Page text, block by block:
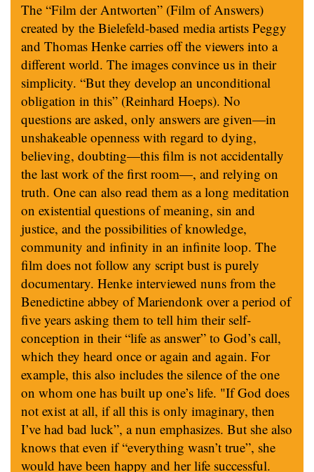
The “Film der Antworten” (Film of Answers)
created by the Bielefeld-based media artists Peggy
and Thomas Henke carries off the viewers into a
different world. The images convince us in their
simplicity. “But they develop an unconditional
obligation in this” (Reinhard Hoeps). No
questions are asked, only answers are given—in
unshakeable openness with regard to dying,
believing, doubting—this film is not accidentally
the last work of the first room—, and relying on
truth. One can also read them as a long meditation
on existential questions of meaning, sin and
justice, and the possibilities of knowledge,
community and infinity in an infinite loop. The
film does not follow any script bust is purely
documentary. Henke interviewed nuns from the
Benedictine abbey of Mariendonk over a period of
five years asking them to tell him their self-
conception in their “life as answer” to God’s call,
which they heard once or again and again. For
example, this also includes the silence of the one
on whom one has built up one’s life. "If God does
not exist at all, if all this is only imaginary, then
I’ve had bad luck”, a nun emphasizes. But she also
knows that even if “everything wasn’t true”, she
would have been happy and her life successful.